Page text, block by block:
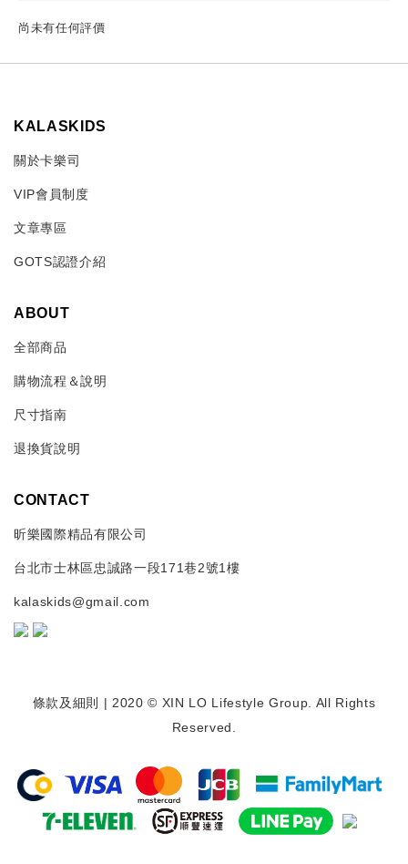
尚未有任何評價
KALASKIDS
關於卡樂司
VIP會員制度
文章專區
GOTS認證介紹
ABOUT
全部商品
購物流程＆說明
尺寸指南
退換貨說明
CONTACT
昕樂國際精品有限公司
台北市士林區忠誠路一段171巷2號1樓
kalaskids@gmail.com
條款及細則
| 2020 © XIN LO Lifestyle Group. All Rights
Reserved.